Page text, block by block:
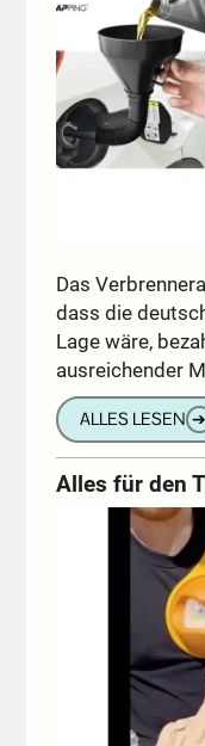
Das
dass die
Lage wäre,
ausreichender
ALLES LESEN ➔
Alles für den